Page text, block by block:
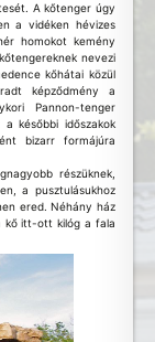
A kőtenger úgy
a vidéken hévizes
homokot kemény
nevezi
kőhátai közül
képződmény a
Pannon-tenger
későbbi időszakok
bizarr formájúra
részüknek,
a pusztulásukhoz
ered. Néhány ház
kő itt-ott kilóg a fala